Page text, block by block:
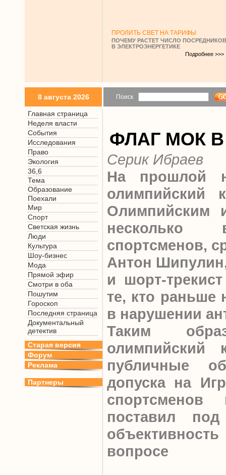
ПРОЛИТЬ СВЕТ НА ТАРИФЫ
ПОЧЕМУ РАСТЕТ ЧИСЛО ПОСРЕДНИКОВ
В ЭЛЕКТРОЭНЕРГЕТИКЕ
Подробнее >>>
8 августа 2026 Поиск
Главная страница
Неделя власти
События
Исследования
Право
Экология
36,6
Тема
Образование
Поехали
Мир
Спорт
Светская жизнь
Люди
Культура
Шоу-бизнес
Мода
Прямой эфир
Смотри в оба
Пошутим
Гороскоп
Последняя страница
Документальный
детектив
Старая версия
Форум
Реклама
Партнеры
ФЛАГ МОК В
Серик Ибраев
На прошлой
олимпийский
Олимпийским
несколько
спортсменов,
Антон
и шорт-
те, кто раньше
в нарушении
Таким
олимпийский
публичные
допуска на
поставил
вопросе